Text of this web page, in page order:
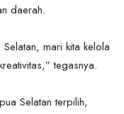
daerah.
mari kita kelola
tegasnya.
Selatan terpilih,